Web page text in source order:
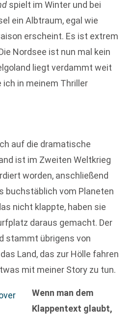
spielt im Winter und bei
ein Albtraum, egal wie
erscheint. Es ist extrem
Nordsee ist nun mal kein
liegt verdammt weit
ich in meinem Thriller
auf die dramatische
ist im Zweiten Weltkrieg
worden, anschließend
buchstäblich vom Planeten
nicht klappte, haben sie
daraus gemacht. Der
stammt übrigens von
Land, das zur Hölle fahren
mit meiner Story zu tun.
Wenn man dem
Klappentext glaubt,